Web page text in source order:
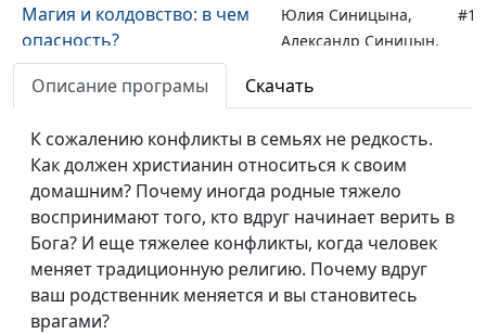
Магия и колдовство: в чем
опасность?
Юлия Синицына,
Александр Синицын,
священнослужитель
Правда об экстрасенсах
Юлия Синицына,
Александр Синицын,
магистр теологии,
священнослужитель
Что такое мужественность?
Юлия Синицына,
Алексей Гусев,
Описание програмы Скачать
К сожалению конфликты в семьях не редкость.
Как должен христианин относиться к своим
домашним? Почему иногда родные тяжело
воспринимают того, кто вдруг начинает верить в
Бога? И еще тяжелее конфликты, когда человек
меняет традиционную религию. Почему вдруг
ваш родственник меняется и вы становитесь
врагами?